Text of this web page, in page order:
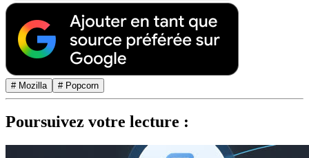
# Mozilla # Popcorn
Poursuivez votre lecture :